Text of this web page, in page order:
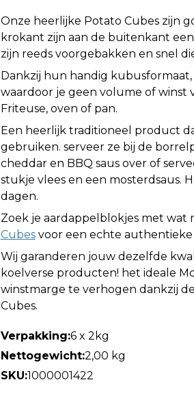
Onze heerlijke Potato Cubes zijn
krokant zijn aan de buitenkant
zijn reeds voorgebakken en snel
Dankzij hun handig
waardoor je geen volume of winst
Friteuse, oven of pan.
Een heerlijk traditioneel product
gebruiken. serveer ze bij de
cheddar en BBQ saus over of
stukje vlees en een mosterdsaus.
dagen.
Zoek je aardappelblokjes met wat
Cubesvoor een echte authentieke
Wij garanderen jouw dezelfde
koelverse producten! het ideale
winstmarge te verhogen dankzij
Cubes.
Verpakking:6 x 2kg
Nettogewicht:2,00 kg
SKU:1000001422